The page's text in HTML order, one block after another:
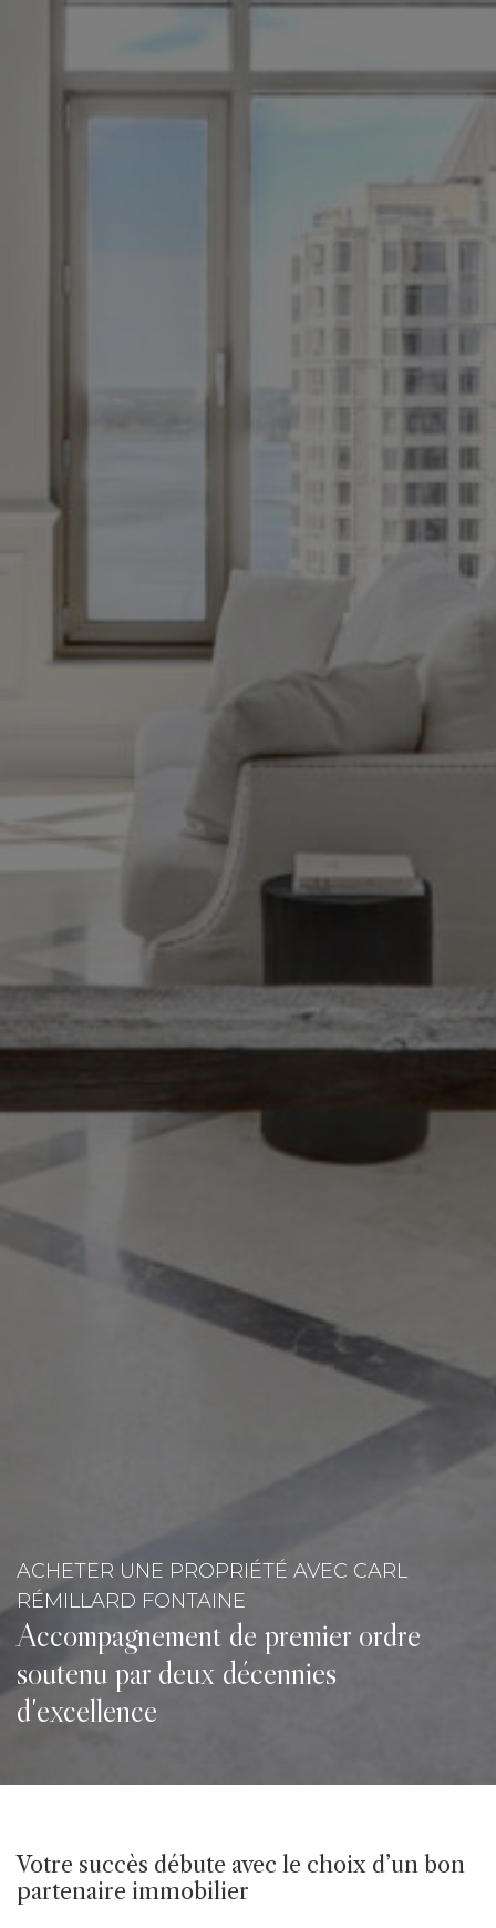
ACHETER UNE PROPRIÉTÉ AVEC CARL
RÉMILLARD FONTAINE
Accompagnement de premier ordre
soutenu par deux décennies
d'excellence
Votre succès débute avec le choix d’un bon
partenaire immobilier